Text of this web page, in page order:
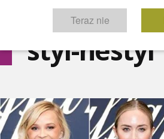
styl-nestyl
Teraz nie